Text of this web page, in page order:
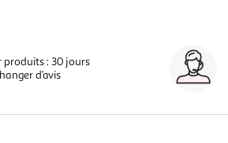
produits : 30 jours
d’avis